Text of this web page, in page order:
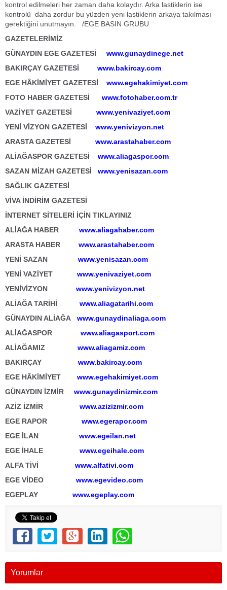
kontrol edilmeleri her zaman daha kolaydır. Arka lastiklerin ise
kontrolü daha zordur bu yüzden yeni lastiklerin arkaya takılması
gerektiğini unutmayın. /EGE BASIN GRUBU
GAZETELERİMİZ
GÜNAYDIN EGE GAZETESİ
www.gunaydinege.net
BAKIRÇAY GAZETESİ www.bakircay.com
EGE HÂKİMİYET GAZETESİ
www.egehakimiyet.com
FOTO HABER GAZETESİ
www.fotohaber.com.tr
VAZİYET GAZETESİ www.yenivaziyet.com
YENİ VİZYON GAZETESİ
www.yenivizyon.net
ARASTA GAZETESİ www.arastahaber.com
ALİAĞASPOR GAZETESİ
www.aliagaspor.com
SAZAN MİZAH GAZETESİ
www.yenisazan.com
SAĞLIK GAZETESİ
VİVA İNDİRİM GAZETESİ
İNTERNET SİTELERİ İÇİN TIKLAYINIZ
ALİAĞA HABER www.aliagahaber.com
ARASTA HABER www.arastahaber.com
YENİ SAZAN www.yenisazan.com
YENİ VAZİYET www.yenivaziyet.com
YENİVİZYON www.yenivizyon.net
ALİAĞA TARİHİ www.aliagatarihi.com
GÜNAYDIN ALİAĞA
www.gunaydinaliaga.com
ALİAĞASPOR www.aliagasport.com
ALİAĞAMIZ www.aliagamiz.com
BAKIRÇAY www.bakircay.com
EGE HÂKİMİYET www.egehakimiyet.com
GÜNAYDIN İZMİR www.gunaydinizmir.com
AZİZ İZMİR www.azizizmir.com
EGE RAPOR www.egerapor.com
EGE İLAN www.egeilan.net
EGE İHALE www.egeihale.com
ALFA TİVİ www.alfativi.com
EGE VİDEO www.egevideo.com
EGEPLAY www.egeplay.com
Yorumlar